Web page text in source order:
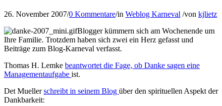
26. November 2007/0 Kommentare/in Weblog Karneval /von kjlietz
Blogger kümmern sich am Wochenende um
Ihre Familie. Trotzdem haben sich zwei ein Herz gefasst und
Beiträge zum Blog-Karneval verfasst.
Thomas H. Lemke beantwortet die Fage, ob Danke sagen eine
Managementaufgabe ist.
Det Muellerschreibt in seinem Blog über den spirituellen Aspekt der
Dankbarkeit: